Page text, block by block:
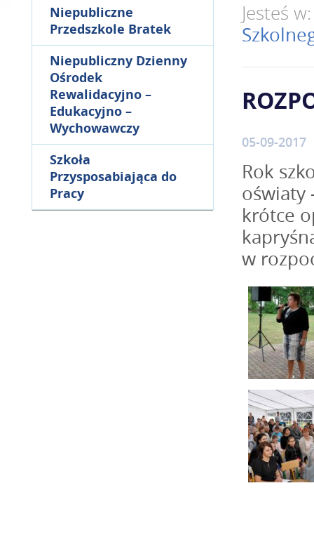
Niepubliczne
Przedszkole Bratek
Niepubliczny Dzienny
Ośrodek
Rewalidacyjno –
Edukacyjno –
Wychowawczy
Szkoła
Przysposabiająca do
Pracy
Jesteś
05-09-2017
Rok
oświaty
krótce
w